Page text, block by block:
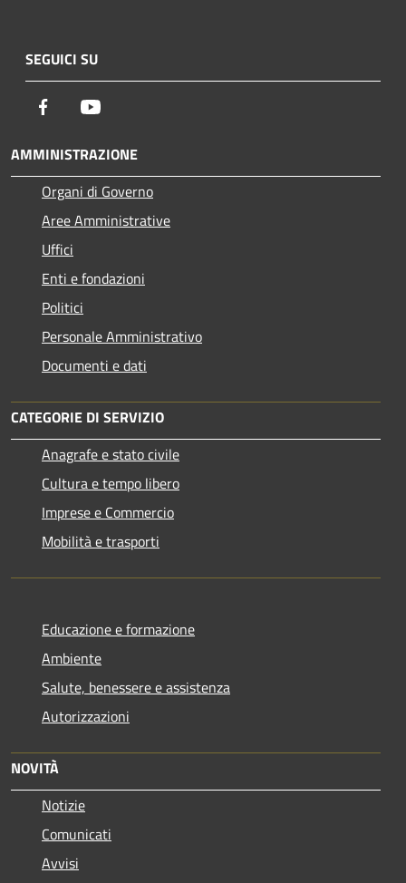
SEGUICI SU
Facebook
AMMINISTRAZIONE
Organi di Governo
Aree Amministrative
Uffici
Enti e fondazioni
Politici
Personale Amministrativo
Documenti e dati
CATEGORIE DI SERVIZIO
Anagrafe e stato civile
Cultura e tempo libero
Imprese e Commercio
Mobilità e trasporti
Educazione e formazione
Ambiente
Salute, benessere e assistenza
Autorizzazioni
NOVITÀ
Notizie
Comunicati
Avvisi